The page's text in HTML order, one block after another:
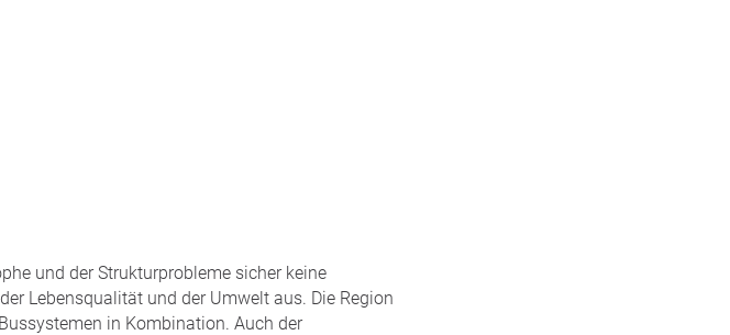
und der Strukturprobleme sicher keine
Lebensqualität und der Umwelt aus. Die Region
in Kombination. Auch der